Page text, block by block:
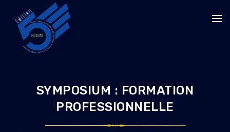
SYMPOSIUM : FORMATION
PROFESSIONNELLE